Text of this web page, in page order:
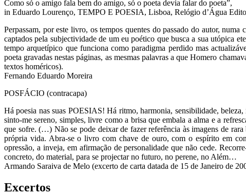
Como só o amigo fala bem do amigo, só o poeta devia falar do poeta”,
in Eduardo Lourenço, TEMPO E POESIA, Lisboa, Relógio d’Água
Perpassam, por este livro, os tempos quentes do passado do autor,
captados pela subjectividade de um eu poético que busca a sua utópica
tempo arquetípico que funciona como paradigma perdido mas
poeta gravadas nestas páginas, as mesmas palavras a que Homero
textos homéricos).
Fernando Eduardo Moreira
POSFÁCIO (contracapa)
Há poesia nas suas POESIAS! Há ritmo, harmonia, sensibilidade,
sinto-me sereno, simples, livre como a brisa que embala a alma e a
que sofre. (…) Não se pode deixar de fazer referência às imagens de
própria vida. Abra-se o livro com chave de ouro, com o espírito em
opressão, a inveja, em afirmação de personalidade que não cede.
concreto, do material, para se projectar no futuro, no perene, no Além…
Armando Saraiva de Melo (excerto de carta datada de 15 de Janeiro de
Excertos